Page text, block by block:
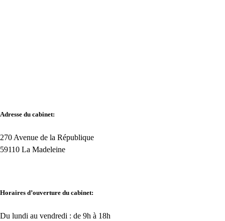
Adresse du cabinet:
270 Avenue de la République
59110 La Madeleine
Horaires d’ouverture du cabinet:
Du lundi au vendredi : de 9h à 18h